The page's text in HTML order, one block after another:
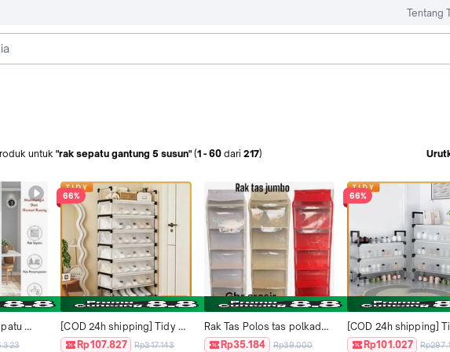
Tentang
untuk "rak sepatu gantung 5 susun" (1 -60 dari 217)
66%
[COD 24h shipping] Tidy
Tribe Homes Rak Sepatu
Rp107.827 Rp317.143
Rak Tas Polos tas polkadot
Full Resleting 5 Susun HBO
Rp35.184 Rp39.000
66%
[COD 24h shipping]
Tribe Homes Rak
Rp101.027